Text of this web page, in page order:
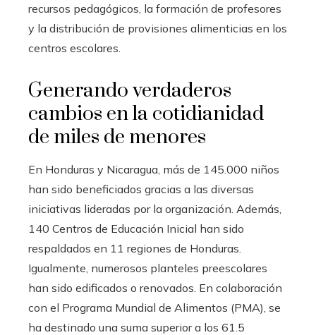
recursos pedagógicos, la formación de profesores
y la distribución de provisiones alimenticias en los
centros escolares.
Generando verdaderos
cambios en la cotidianidad
de miles de menores
En Honduras y Nicaragua, más de 145.000 niños
han sido beneficiados gracias a las diversas
iniciativas lideradas por la organización. Además,
140 Centros de Educación Inicial han sido
respaldados en 11 regiones de Honduras.
Igualmente, numerosos planteles preescolares
han sido edificados o renovados. En colaboración
con el Programa Mundial de Alimentos (PMA), se
ha destinado una suma superior a los 61.5